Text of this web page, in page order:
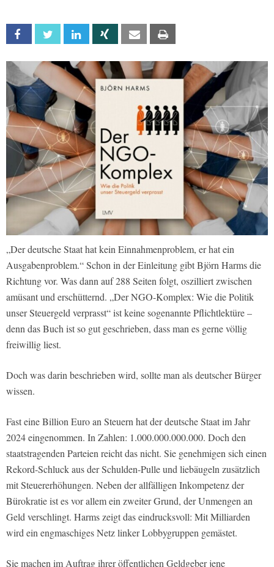
Facebook Twitter Linkedin Xing Email
„Der deutsche Staat hat kein Einnahmenproblem, er hat ein
Ausgabenproblem.“ Schon in der Einleitung gibt Björn Harms die
Richtung vor. Was dann auf 288 Seiten folgt, oszilliert zwischen
amüsant und erschütternd. „Der NGO-Komplex: Wie die Politik
unser Steuergeld verprasst“ ist keine sogenannte Pflichtlektüre –
denn das Buch ist so gut geschrieben, dass man es gerne völlig
freiwillig liest.
Doch was darin beschrieben wird, sollte man als deutscher Bürger
wissen.
Fast eine Billion Euro an Steuern hat der deutsche Staat im Jahr
2024 eingenommen. In Zahlen: 1.000.000.000.000. Doch den
staatstragenden Parteien reicht das nicht. Sie genehmigen sich einen
Rekord-Schluck aus der Schulden-Pulle und liebäugeln zusätzlich
mit Steuererhöhungen. Neben der allfälligen Inkompetenz der
Bürokratie ist es vor allem ein zweiter Grund, der Unmengen an
Geld verschlingt. Harms zeigt das eindrucksvoll: Mit Milliarden
wird ein engmaschiges Netz linker Lobbygruppen gemästet.
Sie machen im Auftrag ihrer öffentlichen Geldgeber jene